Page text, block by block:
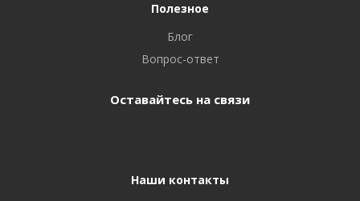
Полезное
Блог
Вопрос-ответ
Оставайтесь на связи
Наши контакты